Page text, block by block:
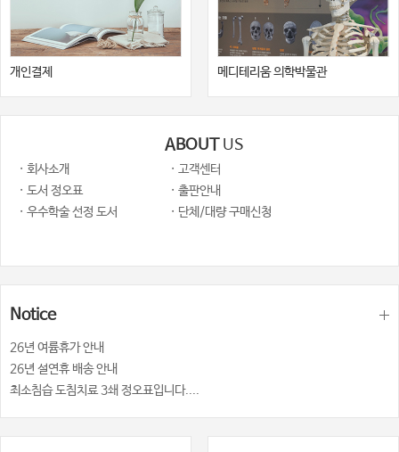
개인결제 메디테리움 의학박물관
ABOUT US
· 회사소개
· 고객센터
· 도서 정오표
· 출판안내
· 우수학술 선정 도서
· 단체/대량 구매신청
Notice
26년 여륨휴가 안내
26년 설연휴 배송 안내
최소침습 도침치료 3쇄 정오표입니다....